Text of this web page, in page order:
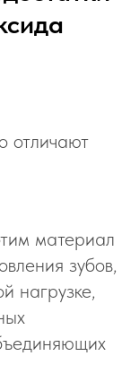
отличают
материал
зубов,
нагрузке,